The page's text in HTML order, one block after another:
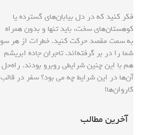
فکر کنید که در دل بیابان‌های گسترده یا
کوهستان‌های سخت، باید تنها و بدون همراه
به سمت مقصد حرکت کنید. خطرات از هر سو
شما را در بر گرفته‌اند. تاجران جاده ابریشم
هم با این چنین شرایطی روبرو بودند. راه‌حل
آن‌ها در این شرایط چه می بود؟ سفر در قالب
کاروان‌ها!
آخرین مطالب